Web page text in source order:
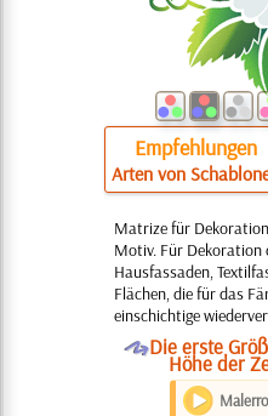
Empfehlungen
Arten von
Matrize für
Motiv. Für Dekoration
Hausfassaden,
Flächen, die für das
einschichtige
ODie erste
Höhe der